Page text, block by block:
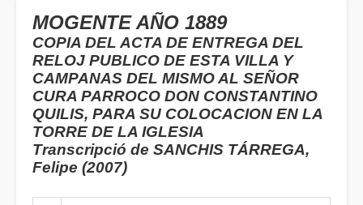
MOGENTE AÑO 1889
COPIA DEL ACTA DE ENTREGA DEL
RELOJ PUBLICO DE ESTA VILLA Y
CAMPANAS DEL MISMO AL SEÑOR
CURA PARROCO DON CONSTANTINO
QUILIS, PARA SU COLOCACION EN LA
TORRE DE LA IGLESIA
Transcripció de SANCHIS TÁRREGA,
Felipe (2007)